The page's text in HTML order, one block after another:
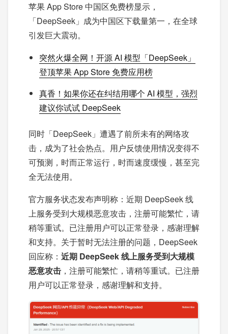
苹果 App Store 中国区免费榜显示，
「DeepSeek」成为中国区下载量第一，在全球
引发巨大震动。
突然火爆全网！开源 AI 模型「DeepSeek」
登顶苹果 App Store 免费应用榜
真香！如果你还在纠结用哪个 AI 模型，强烈
建议你试试 DeepSeek
同时「DeepSeek」遭遇了前所未有的网络攻
击，成为了社会热点。用户反馈使用情况变得不
可预测，时而正常运行，时而速度缓慢，甚至完
全无法使用。
官方服务状态发布声明称：近期 DeepSeek 线
上服务受到大规模恶意攻击，注册可能繁忙，请
稍等重试。已注册用户可以正常登录，感谢理解
和支持。关于暂时无法注册的问题，DeepSeek
回应称： 近期 DeepSeek 线上服务受到大规模
恶意攻击 ，注册可能繁忙，请稍等重试。已注册
用户可以正常登录，感谢理解和支持。